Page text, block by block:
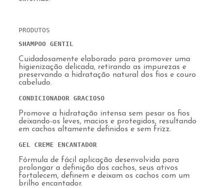
PRODUTOS
SHAMPOO GENTIL
Cuidadosamente elaborado para promover uma
higienização delicada, retirando as impurezas e
preservando a hidratação natural dos fios e couro
cabeludo.
CONDICIONADOR GRACIOSO
Promove a hidratação intensa sem pesar os fios
deixando-os leves, macios e protegidos, resultando
em cachos altamente definidos e sem frizz.
GEL CREME ENCANTADOR
Fórmula de fácil aplicação desenvolvida para
prolongar a definição dos cachos, seus ativos
fortalecem, definem e deixam os cachos com um
brilho encantador.